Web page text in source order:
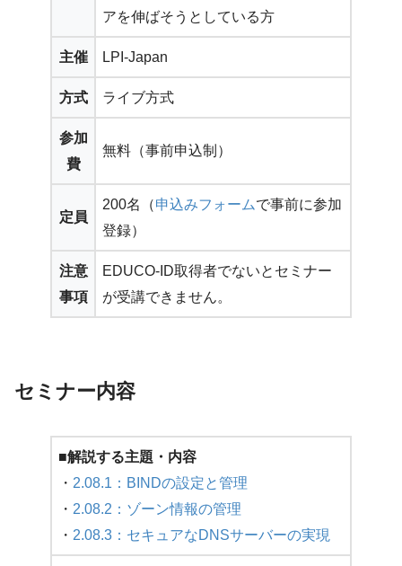
アを伸ばそうとしている方
主催 LPI-Japan
方式 ライブ方式
参加
費
無料（事前申込制）
定員
200名（申込みフォームで事前に参加
登録）
注意
事項
EDUCO-ID取得者でないとセミナー
が受講できません。
セミナー内容
■解説する主題・内容
・ 2.08.1：BINDの設定と管理
・ 2.08.2：ゾーン情報の管理
・ 2.08.3：セキュアなDNSサーバーの実現